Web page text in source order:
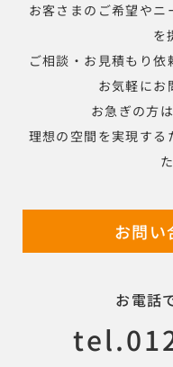
お客さまのご希望や
を
ご相談・お見積もり依
お気軽にお
お急ぎの方
理想の空間を実現する
お問い
お電話